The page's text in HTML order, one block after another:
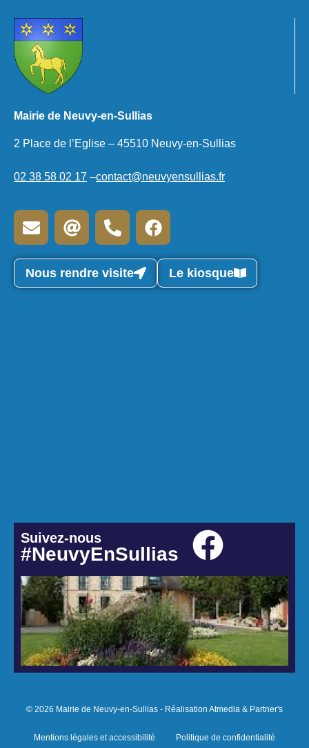
Mairie de Neuvy-en-Sullias
2 Place de l’Eglise – 45510 Neuvy-en-Sullias
02 38 58 02 17 –contact@neuvyensullias.fr
Nous rendre visite Le kiosque
Suivez-nous
#NeuvyEnSullias
© 2026 Mairie de Neuvy-en-Sullias - Réalisation Atmedia & Partner's
Mentions légales et accessibilité Politique de confidentialité